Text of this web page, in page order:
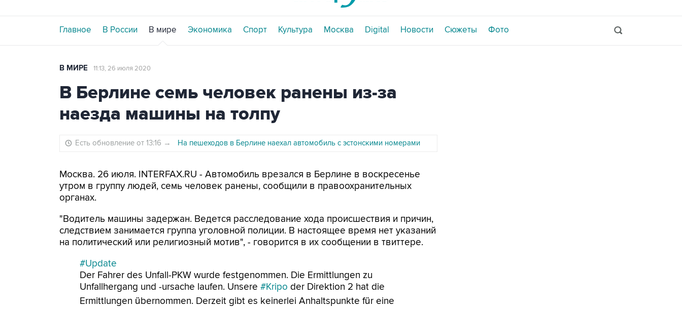
Главное В России В мире Экономика Спорт Культура Москва Digital Новости Сюжеты Фото
В МИРЕ 11:13, 26 июля 2020
В Берлине семь человек ранены из-за
наезда машины на толпу
Есть обновление от 13:16 → На пешеходов в Берлине наехал автомобиль с эстонскими номерами
Москва. 26 июля. INTERFAX.RU - Автомобиль врезался в Берлине в воскресенье
утром в группу людей, семь человек ранены, сообщили в правоохранительных
органах.
"Водитель машины задержан. Ведется расследование хода происшествия и причин,
следствием занимается группа уголовной полиции. В настоящее время нет указаний
на политический или религиозный мотив", - говорится в их сообщении в твиттере.
#Update
Der Fahrer des Unfall-PKW wurde festgenommen. Die Ermittlungen zu
Unfallhergang und -ursache laufen. Unsere #Kripo der Direktion 2 hat die
Ermittlungen übernommen. Derzeit gibt es keinerlei Anhaltspunkte für eine